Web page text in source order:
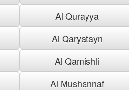
Al Qurayya
Al Qaryatayn
Al Qamishli
Al Mushannaf